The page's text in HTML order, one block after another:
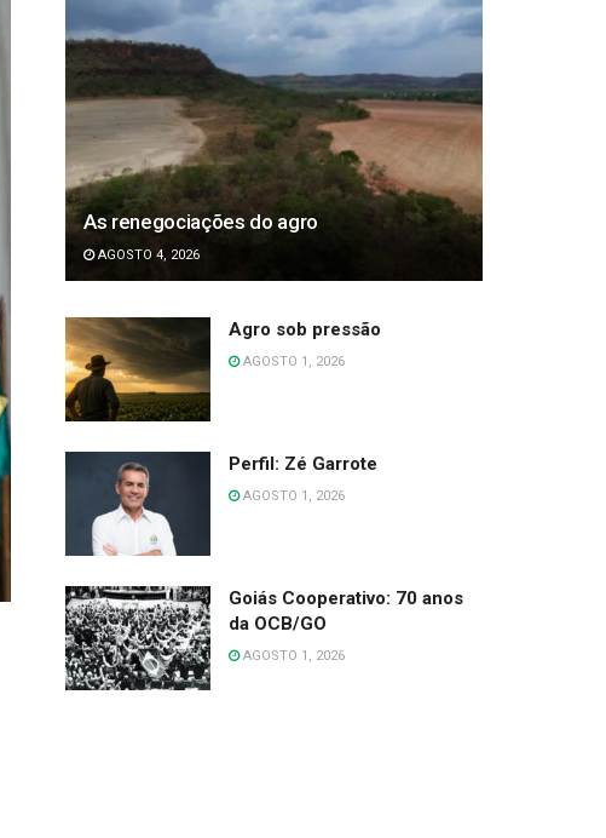
As renegociações do agro
AGOSTO 4, 2026
Agro sob pressão
AGOSTO 1, 2026
Perfil: Zé Garrote
AGOSTO 1, 2026
Goiás Cooperativo: 70 anos
da OCB/GO
AGOSTO 1, 2026